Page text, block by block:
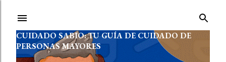
CUIDADO SABIO: TU GUÍA DE CUIDADO DE
PERSONAS MAYORES